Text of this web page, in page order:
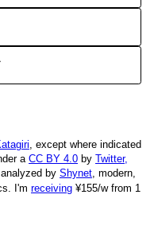
, except where indicated
a CC BY 4.0 by Twitter,
by Shynet, modern,
I'm receiving ¥155/w from 1